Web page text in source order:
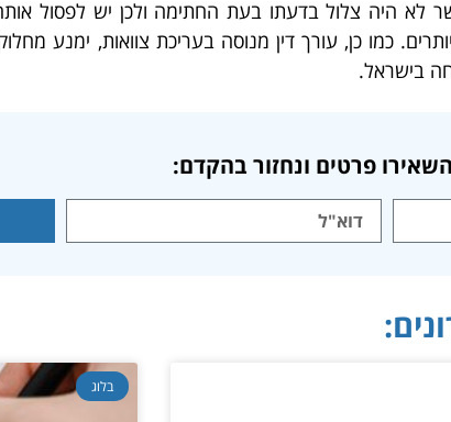
היה צלול בדעתו בעת החתימה ולכן יש לפסול אותה.
כמו כן, עורך דין מנוסה בעריכת צוואות, ימנע
בישראל.
פרטים ונחזור בהקדם:
בלוג